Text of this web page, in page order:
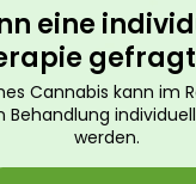
eine
Cannabis kann im
Behandlung
werden.